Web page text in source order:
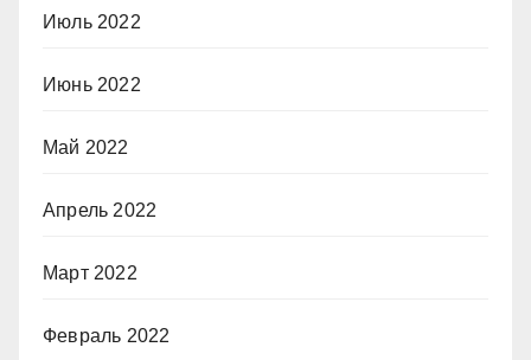
Июль 2022
Июнь 2022
Май 2022
Апрель 2022
Март 2022
Февраль 2022